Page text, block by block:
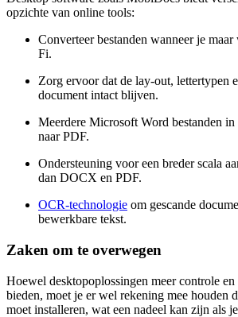
opzichte van online tools:
Converteer bestanden wanneer je
Fi.
Zorg ervoor dat de lay-out, lettertypen
document intact blijven.
Meerdere Microsoft Word bestanden in
naar PDF.
Ondersteuning voor een breder scala
dan DOCX en PDF.
OCR-technologie om gescande
bewerkbare tekst.
Zaken om te overwegen
Hoewel desktopoplossingen meer controle
bieden, moet je er wel rekening mee houden
moet installeren, wat een nadeel kan zijn als